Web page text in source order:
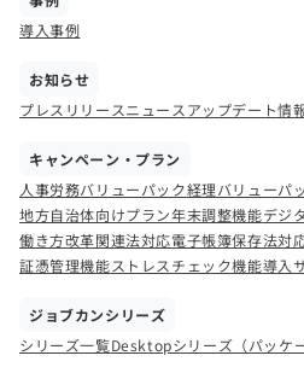
導入事例
お知らせ
プレスリリースニュース アップデート情
キャンペーン・プラン
人事労務バリューパック経理バリューパ
地方自治体向けプラン年末調整機能デジ
働き方改革関連法対応電子帳簿保存法対
証憑管理機能ストレスチェック機能導入
ジョブカンシリーズ
シリーズ一覧Desktopシリーズ（パッケー